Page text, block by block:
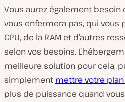
Vous aurez également besoin
vous enfermera pas, qui vous
CPU, de la RAM et d’autres
selon vos besoins.
meilleure solution pour cela,
simplement mettre votre plan
plus de puissance quand